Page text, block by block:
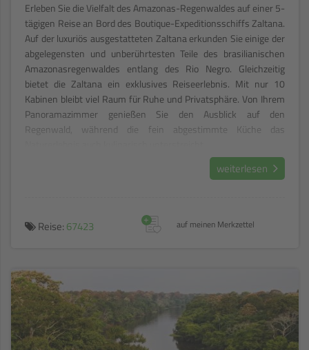
Erleben Sie die Vielfalt des Amazonas-Regenwaldes auf einer 5-
tägigen Reise an Bord des Boutique-Expeditionsschiffs Zaltana.
Auf der luxuriös ausgestatteten Zaltana erkunden Sie einige der
abgelegensten und unberührtesten Teile des brasilianischen
Amazonasregenwaldes entlang des Rio Negro. Gleichzeitig
bietet die Zaltana ein exklusives Reiseerlebnis. Mit nur 10
Kabinen bleibt viel Raum für Ruhe und Privatsphäre. Von Ihrem
Panoramazimmer genießen Sie den Ausblick auf den
Regenwald, während die fein abgestimmte Küche das
weiterlesen
Reise: 67423 auf meinen Merkzettel
+